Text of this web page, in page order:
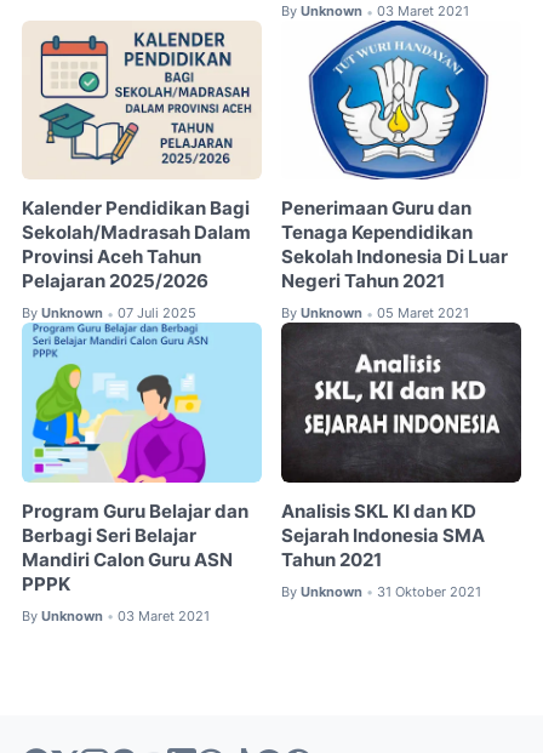
By Unknown • 03 Maret 2021
Kalender Pendidikan Bagi
Sekolah/Madrasah Dalam
Provinsi Aceh Tahun
Pelajaran 2025/2026
By Unknown • 07 Juli 2025
Penerimaan Guru dan
Tenaga Kependidikan
Sekolah Indonesia Di Luar
Negeri Tahun 2021
By Unknown • 05 Maret 2021
Program Guru Belajar dan
Berbagi Seri Belajar
Mandiri Calon Guru ASN
PPPK
By Unknown • 03 Maret 2021
Analisis SKL KI dan KD
Sejarah Indonesia SMA
Tahun 2021
By Unknown • 31 Oktober 2021